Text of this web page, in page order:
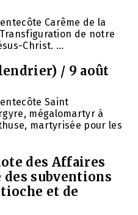
Carême de la
de notre
Christ. ...
/ 9 août
Saint
mégalomartyr à
martyrisée pour les
des Affaires
des subventions
et de